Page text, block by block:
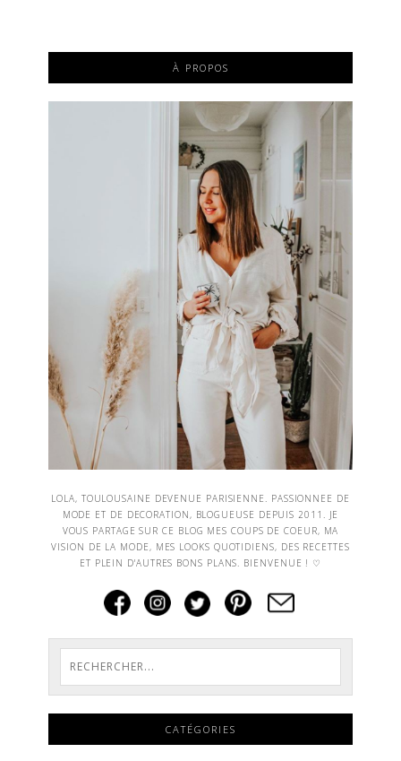
À PROPOS
LOLA, TOULOUSAINE DEVENUE PARISIENNE. PASSIONNEE DE
MODE ET DE DECORATION, BLOGUEUSE DEPUIS 2011. JE
VOUS PARTAGE SUR CE BLOG MES COUPS DE COEUR, MA
VISION DE LA MODE, MES LOOKS QUOTIDIENS, DES RECETTES
ET PLEIN D'AUTRES BONS PLANS. BIENVENUE ! ♡
CATÉGORIES